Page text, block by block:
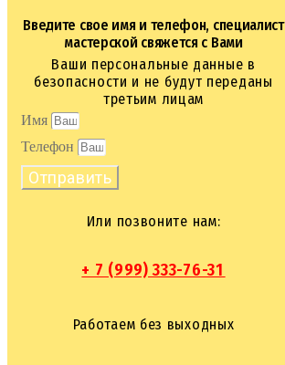
Введите свое имя и телефон, специалист
мастерской свяжется с Вами
Ваши персональные данные в
безопасности и не будут переданы
третьим лицам
Имя
Телефон
Отправить
Или позвоните нам:
+ 7 (999) 333-76-31
Работаем без выходных